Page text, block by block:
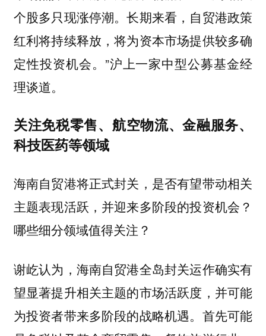
个股多只现涨停潮。长期来看，自贸港政策
红利将持续释放，将为资本市场提供较多确
定性投资机会。”沪上一家中型公募基金经
理谈道。
关注免税零售、航空物流、金融服务、
科技医药等领域
海南自贸港将正式封关，是否有望带动相关
主题表现活跃，并迎来多阶段的投资机会？
哪些细分领域值得关注？
谢屹认为，海南自贸港全岛封关运作确实有
望显著提升相关主题的市场活跃度，并可能
为投资者带来多阶段的战略机遇。首先可能